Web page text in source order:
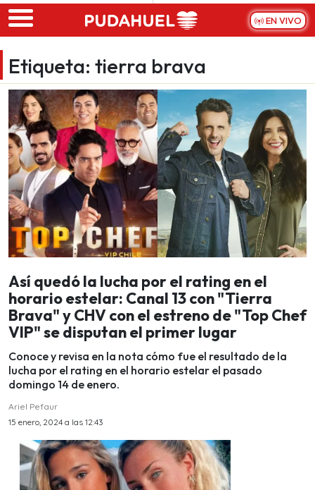
Skip to main content
EN VIVO
Etiqueta: tierra brava
Así quedó la lucha por el rating en el
horario estelar: Canal 13 con "Tierra
Brava" y CHV con el estreno de "Top Chef
VIP" se disputan el primer lugar
Conoce y revisa en la nota cómo fue el resultado de la
lucha por el rating en el horario estelar el pasado
domingo 14 de enero.
Ariel Pefaur
15 enero, 2024 a las 12:43